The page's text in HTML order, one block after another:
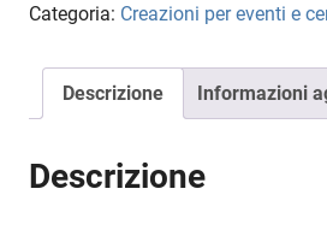
Categoria: Creazioni per eventi e
Descrizione Informazioni
Descrizione